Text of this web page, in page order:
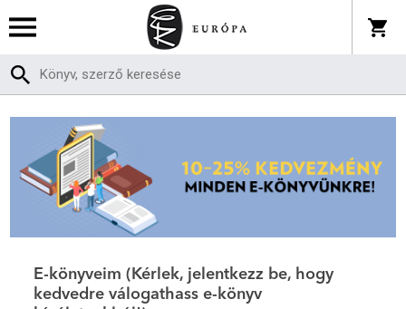
E-könyveim (Kérlek, jelentkezz be, hogy
kedvedre válogathass e-könyv